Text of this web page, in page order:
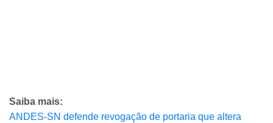
Saiba mais:
ANDES-SN defende revogação de portaria que altera